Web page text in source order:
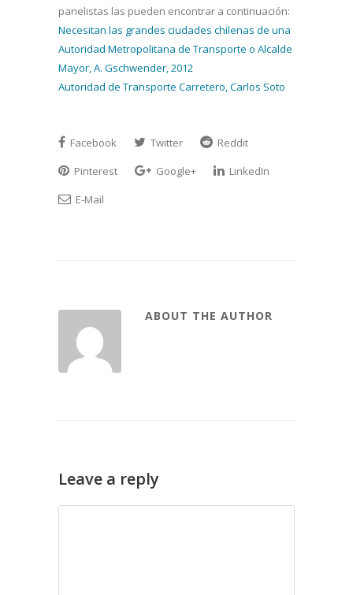
panelistas las pueden encontrar a continuación:
Necesitan las grandes ciudades chilenas de una
Autoridad Metropolitana de Transporte o Alcalde
Mayor, A. Gschwender, 2012
Autoridad de Transporte Carretero, Carlos Soto
Facebook Twitter
Reddit
Pinterest
Google+
LinkedIn
E-Mail
ABOUT THE AUTHOR
Leave a reply